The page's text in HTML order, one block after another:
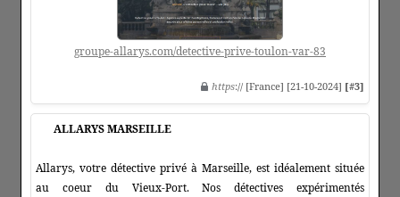
groupe-allarys.com/detective-prive-toulon-var-83
https:// [France] [21-10-2024] [#3]
ALLARYS MARSEILLE
Allarys, votre détective privé à Marseille, est idéalement située
au coeur du Vieux-Port. Nos détectives expérimentés